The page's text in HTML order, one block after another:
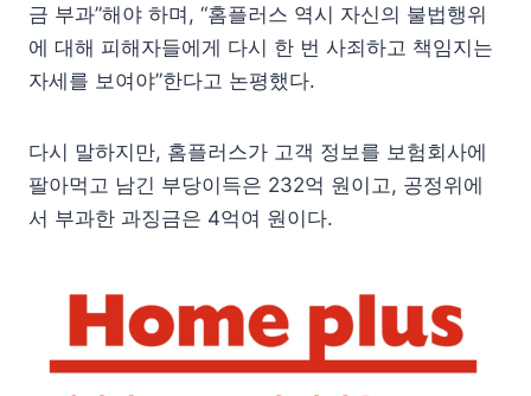
금 부과”해야 하며, “홈플러스 역시 자신의 불법행위
에 대해 피해자들에게 다시 한 번 사죄하고 책임지는
자세를 보여야”한다고 논평했다.
다시 말하지만, 홈플러스가 고객 정보를 보험회사에
팔아먹고 남긴 부당이득은 232억 원이고, 공정위에
서 부과한 과징금은 4억여 원이다.